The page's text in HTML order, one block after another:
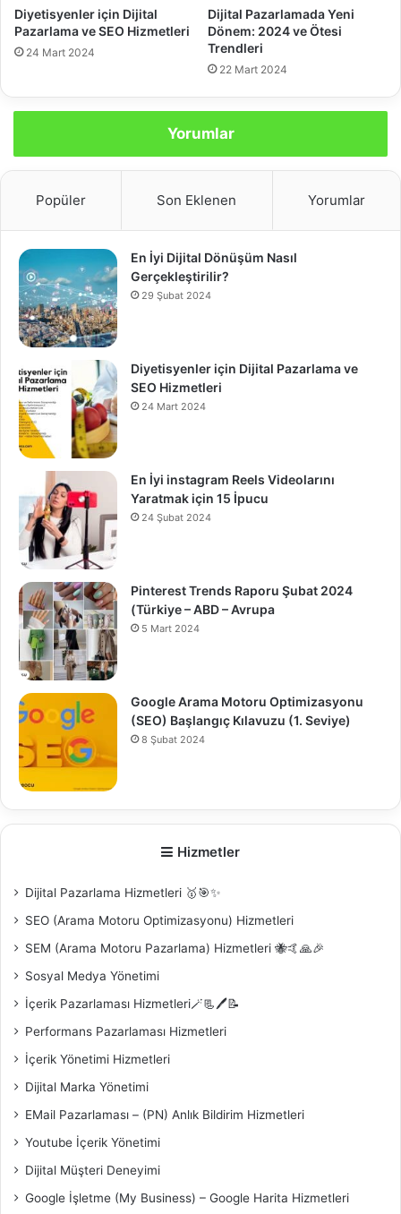
Diyetisyenler için Dijital
Pazarlama ve SEO Hizmetleri
24 Mart 2024
Dijital Pazarlamada Yeni
Dönem: 2024 ve Ötesi
Trendleri
22 Mart 2024
Yorumlar
Popüler Son Eklenen Yorumlar
En İyi Dijital Dönüşüm Nasıl
Gerçekleştirilir?
29 Şubat 2024
Diyetisyenler için Dijital Pazarlama ve
SEO Hizmetleri
24 Mart 2024
En İyi instagram Reels Videolarını
Yaratmak için 15 İpucu
24 Şubat 2024
Pinterest Trends Raporu Şubat 2024
(Türkiye – ABD – Avrupa
5 Mart 2024
0
Google Arama Motoru Optimizasyonu
(SEO) Başlangıç Kılavuzu (1. Seviye)
8 Şubat 2024
Hizmetler
Dijital Pazarlama Hizmetleri 🥇🎯✨
SEO (Arama Motoru Optimizasyonu) Hizmetleri
SEM (Arama Motoru Pazarlama) Hizmetleri 🐝🤙🙏🎉
Sosyal Medya Yönetimi
İçerik Pazarlaması Hizmetleri🪄📃🖊️📝
Performans Pazarlaması Hizmetleri
İçerik Yönetimi Hizmetleri
Dijital Marka Yönetimi
EMail Pazarlaması – (PN) Anlık Bildirim Hizmetleri
Youtube İçerik Yönetimi
Dijital Müşteri Deneyimi
Google İşletme (My Business) – Google Harita Hizmetleri